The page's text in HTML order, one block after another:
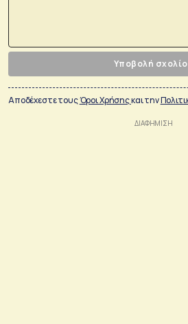
Υποβολή
Αποδέχεστε τουςΌροι Χρήσηςκαι την